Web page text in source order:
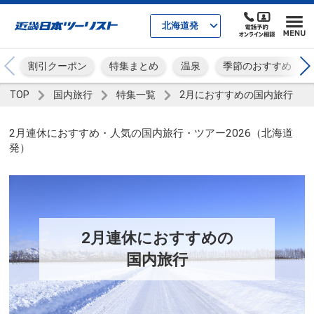
北海道発
割引クーポン 特集まとめ 温泉 季節のおすすめ
TOP 国内旅行 特集一覧 2月におすすめの国内旅行
2月連休におすすめ・人気の国内旅行・ツアー2026（北海道
発）
2月連休におすすめの
国内旅行